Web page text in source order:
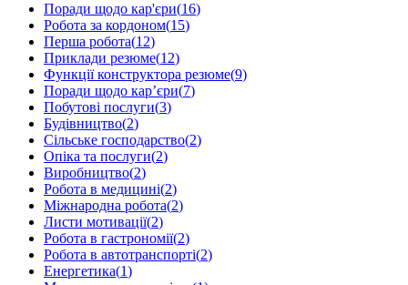
Поради щодо кар'єри(16)
Робота за кордоном(15)
Перша робота(12)
Приклади резюме(12)
Функції конструктора резюме(9)
Поради щодо кар’єри(7)
Побутові послуги(3)
Будівництво(2)
Сільське господарство(2)
Опіка та послуги(2)
Виробництво(2)
Робота в медицині(2)
Міжнародна робота(2)
Листи мотивації(2)
Робота в гастрономії(2)
Робота в автотранспорті(2)
Енергетика(1)